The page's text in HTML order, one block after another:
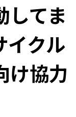
してま
イクル
け協力